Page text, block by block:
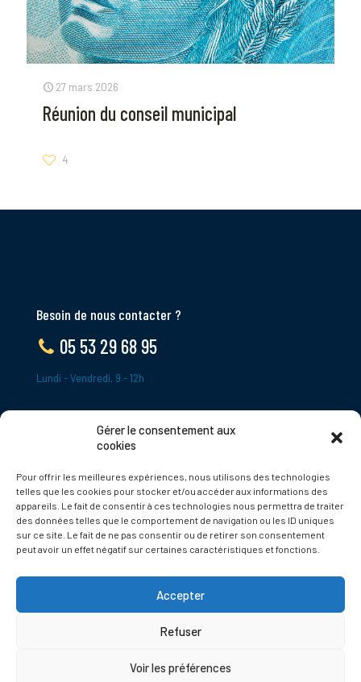
Gérer le consentement aux
cookies
Pour offrir les meilleures expériences, nous utilisons des technologies
telles que les cookies pour stocker et/ou accéder aux informations des
appareils. Le fait de consentir à ces technologies nous permettra de traiter
des données telles que le comportement de navigation ou les ID uniques
sur ce site. Le fait de ne pas consentir ou de retirer son consentement
peut avoir un effet négatif sur certaines caractéristiques et fonctions.
Accepter
Refuser
Voir les préférences
27 mars 2026
Réunion du conseil municipal
4
Besoin de nous contacter ?
05 53 29 68 95
Lundi - Vendredi, 9 - 12h
24620 Tamniès
France
Politique de cookies
© 2025 Tamnies.fr